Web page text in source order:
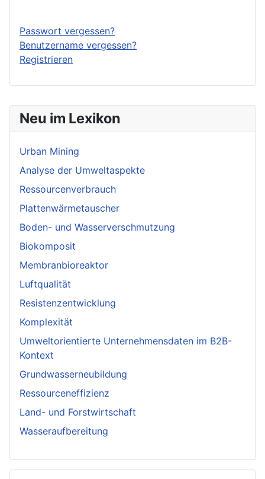
Neu im Lexikon
Urban Mining
Analyse der Umweltaspekte
Ressourcenverbrauch
Plattenwärmetauscher
Boden- und Wasserverschmutzung
Biokomposit
Membranbioreaktor
Luftqualität
Resistenzentwicklung
Komplexität
Umweltorientierte Unternehmensdaten im B2B-
Kontext
Grundwasserneubildung
Ressourceneffizienz
Land- und Forstwirtschaft
Wasseraufbereitung
Passwort vergessen?
Benutzername vergessen?
Registrieren